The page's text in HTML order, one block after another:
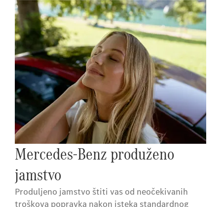
Mercedes-Benz produženo
jamstvo
Produljeno jamstvo štiti vas od neočekivanih
troškova popravka nakon isteka standardnog